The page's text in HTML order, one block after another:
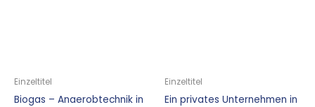
Einzeltitel
Biogas – Anaerobtechnik in
Einzeltitel
Ein privates Unternehmen in